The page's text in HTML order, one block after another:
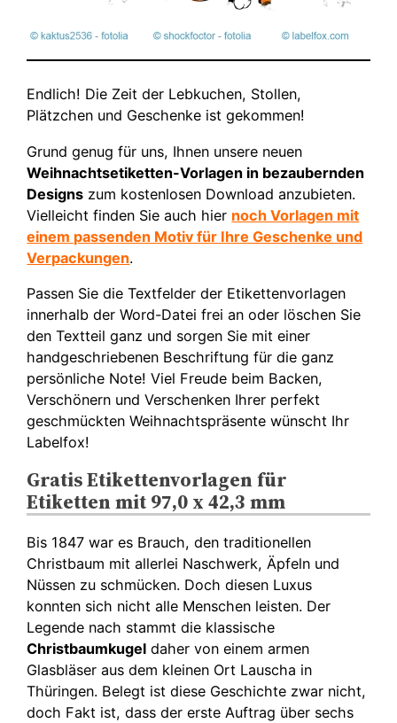
Endlich! Die Zeit der Lebkuchen, Stollen,
Plätzchen und Geschenke ist gekommen!
Grund genug für uns, Ihnen unsere neuen
Weihnachtsetiketten-Vorlagen in bezaubernden
Designs zum kostenlosen Download anzubieten.
Vielleicht finden Sie auch hier noch Vorlagen mit
einem passenden Motiv für Ihre Geschenke und
Verpackungen.
Passen Sie die Textfelder der Etikettenvorlagen
innerhalb der Word-Datei frei an oder löschen Sie
den Textteil ganz und sorgen Sie mit einer
handgeschriebenen Beschriftung für die ganz
persönliche Note! Viel Freude beim Backen,
Verschönern und Verschenken Ihrer perfekt
geschmückten Weihnachtspräsente wünscht Ihr
Labelfox!
Gratis Etikettenvorlagen für
Etiketten mit 97,0 x 42,3 mm
Bis 1847 war es Brauch, den traditionellen
Christbaum mit allerlei Naschwerk, Äpfeln und
Nüssen zu schmücken. Doch diesen Luxus
konnten sich nicht alle Menschen leisten. Der
Legende nach stammt die klassische
Christbaumkugel daher von einem armen
Glasbläser aus dem kleinen Ort Lauscha in
Thüringen. Belegt ist diese Geschichte zwar nicht,
doch Fakt ist, dass der erste Auftrag über sechs